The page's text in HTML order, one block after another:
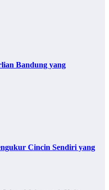
Bandung yang
Cincin Sendiri yang